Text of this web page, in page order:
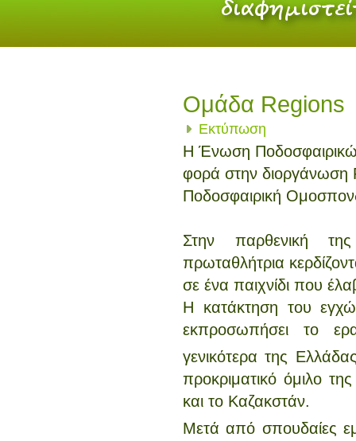
Ομάδα Regions
Εκτύπωση
Η Ένωση
φορά στην διοργάνωση
Ποδοσφαιρική
Στην παρθενική
πρωταθλήτρια
σε ένα παιχνίδι που
Η κατάκτηση του
εκπροσωπήσει το
γενικότερα της
προκριματικό όμιλο
και το Καζακστάν.
Μετά από σπουδαίες